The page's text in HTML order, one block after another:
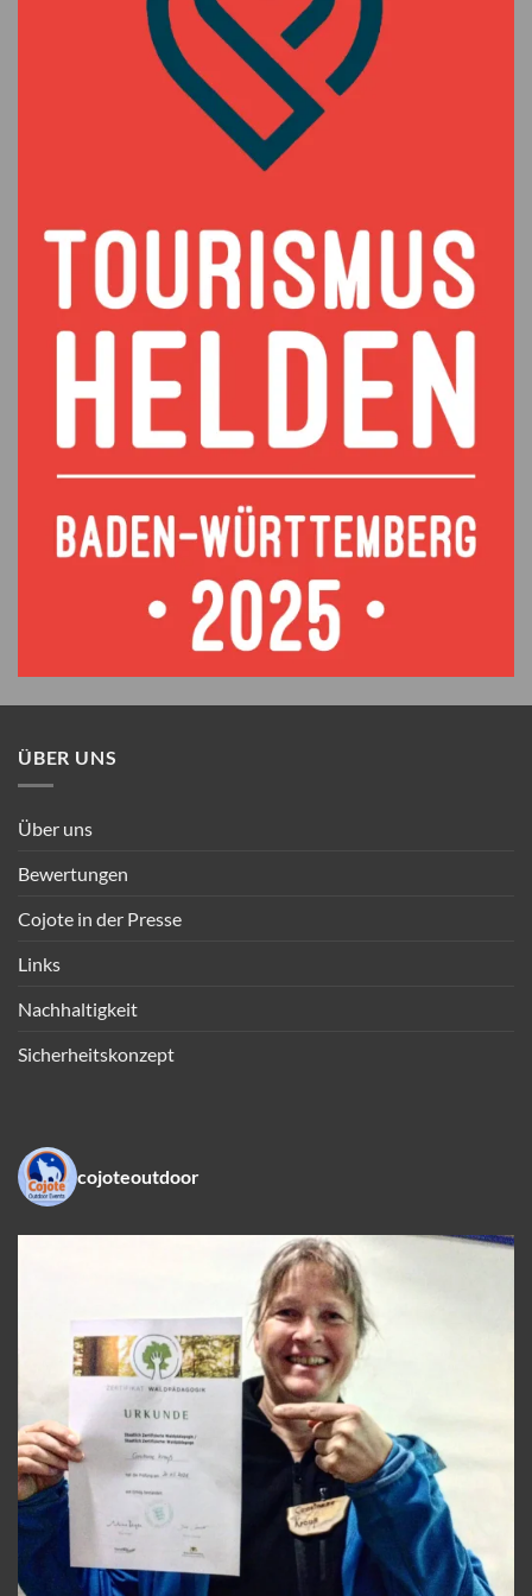
ÜBER UNS
Über uns
Bewertungen
Cojote in der Presse
Links
Nachhaltigkeit
Sicherheitskonzept
cojoteoutdoor